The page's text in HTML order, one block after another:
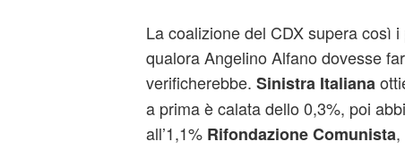
La coalizione del CDX supera così
qualora Angelino Alfano dovesse
verificherebbe. Sinistra Italiana
a prima è calata dello 0,3%, poi
all’1,1% Rifondazione Comunista